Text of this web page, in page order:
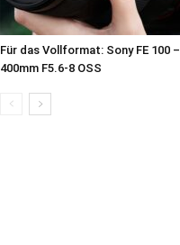
Für das Vollformat: Sony FE 100 –
400mm F5.6-8 OSS